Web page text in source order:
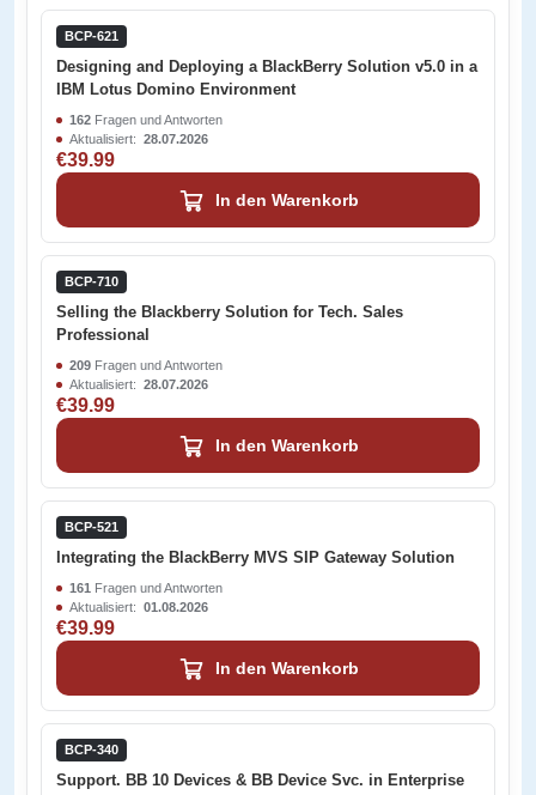
BCP-621
Designing and Deploying a BlackBerry Solution v5.0 in a
IBM Lotus Domino Environment
162 Fragen und Antworten
Aktualisiert: 28.07.2026
€39.99
In den Warenkorb
BCP-710
Selling the Blackberry Solution for Tech. Sales
Professional
209 Fragen und Antworten
Aktualisiert: 28.07.2026
€39.99
In den Warenkorb
BCP-521
Integrating the BlackBerry MVS SIP Gateway Solution
161 Fragen und Antworten
Aktualisiert: 01.08.2026
€39.99
In den Warenkorb
BCP-340
Support. BB 10 Devices & BB Device Svc. in Enterprise